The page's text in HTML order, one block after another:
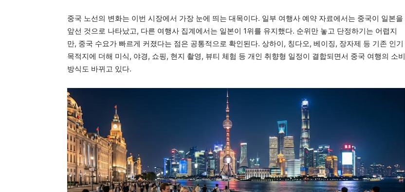
중국 노선의 변화는 이번 시장에서 가장 눈에 띄는 대목이다. 일부 여행사 예약 자료에서는 중국이 일본을
앞선 것으로 나타났고, 다른 여행사 집계에서는 일본이 1위를 유지했다. 순위만 놓고 단정하기는 어렵지
만, 중국 수요가 빠르게 커졌다는 점은 공통적으로 확인된다. 상하이, 칭다오, 베이징, 장자제 등 기존 인기
목적지에 더해 미식, 야경, 쇼핑, 현지 촬영, 뷰티 체험 등 개인 취향형 일정이 결합되면서 중국 여행의 소비
방식도 바뀌고 있다.